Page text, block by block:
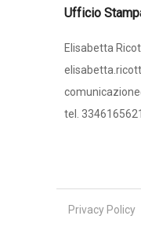
Ufficio
Elisabetta
tel. 3346165621
Privacy Policy